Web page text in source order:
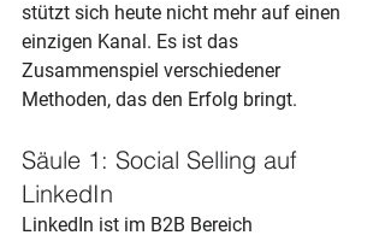
stützt sich heute nicht mehr auf einen
einzigen Kanal. Es ist das
Zusammenspiel verschiedener
Methoden, das den Erfolg bringt.
Säule 1: Social Selling auf
LinkedIn
LinkedIn ist im B2B Bereich